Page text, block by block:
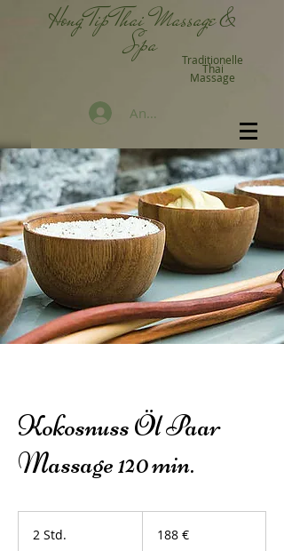
Hong Tip Thai Massage &
Spa Traditionelle
Thai
Massage
Anmelden
Kokosnuss Öl Paar
Massage 120 min.
2 Std. 188 €